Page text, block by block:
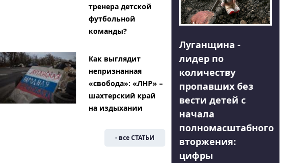
тренера детской
футбольной
команды?
Как выглядит
непризнанная
«свобода»: «ЛНР» –
шахтерский край
на издыхании
- все СТАТЬИ
Луганщина -
лидер по
количеству
пропавших без
вести детей с
начала
полномасштабного
вторжения:
цифры